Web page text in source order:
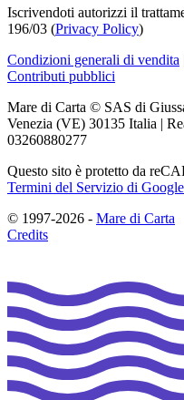
Iscrivendoti autorizzi il
196/03 (Privacy Policy)
Condizioni generali di vendita
Contributi pubblici
Mare di Carta © SAS di
Venezia (VE) 30135 Italia |
03260880277
Questo sito è protetto da
Termini del Servizio di Google
© 1997-2026 - Mare di Carta
Credits